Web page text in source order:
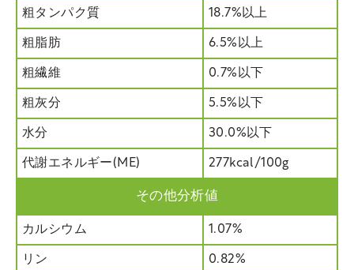
粗タンパク質 18.7%以上
粗脂肪 6.5%以上
粗繊維 0.7%以下
粗灰分 5.5%以下
水分 30.0%以下
代謝エネルギー(ME) 277kcal/100g
その他分析値
カルシウム 1.07%
リン 0.82%